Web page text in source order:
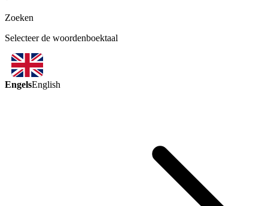
Zoeken
Selecteer de woordenboektaal
EngelsEnglish